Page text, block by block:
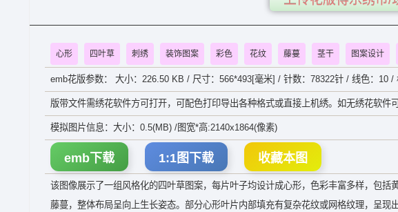
心形 四叶草 刺绣 装饰图案 彩色 花纹 藤蔓 茎干 图案设计
emb花版参数： 大小：226.50 KB / 尺寸：566*493[毫米] / 针数：78322针 / 线色：10 /
版带文件需绣花软件方可打开，可配色打印导出各种格式或直接上机绣。如无绣花软件
模拟图片信息：大小：0.5(MB) /图宽*高:2140x1864(像素)
emb下载 1:1图下载 收藏本图
该图像展示了一组风格化的四叶草图案，每片叶子均设计成心形，色彩丰富多样，包
藤蔓，整体布局呈向上生长姿态。部分心形叶片内部填充有复杂花纹或网格纹理，呈